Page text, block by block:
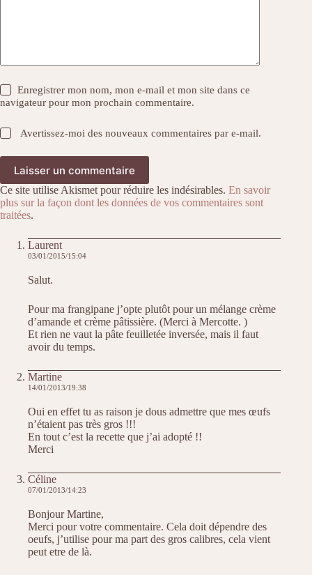
Enregistrer mon nom, mon e-mail et mon site dans ce
navigateur pour mon prochain commentaire.
Avertissez-moi des nouveaux commentaires par e-mail.
Laisser un commentaire
Ce site utilise Akismet pour réduire les indésirables. En savoir
plus sur la façon dont les données de vos commentaires sont
traitées.
Laurent
03/01/2015/15:04
Salut.
Pour ma frangipane j’opte plutôt pour un mélange crème
d’amande et crème pâtissière. (Merci à Mercotte. )
Et rien ne vaut la pâte feuilletée inversée, mais il faut
avoir du temps.
Martine
14/01/2013/19:38
Oui en effet tu as raison je dous admettre que mes œufs
n’étaient pas très gros !!!
En tout c’est la recette que j’ai adopté !!
Merci
Céline
07/01/2013/14:23
Bonjour Martine,
Merci pour votre commentaire. Cela doit dépendre des
oeufs, j’utilise pour ma part des gros calibres, cela vient
peut etre de là.